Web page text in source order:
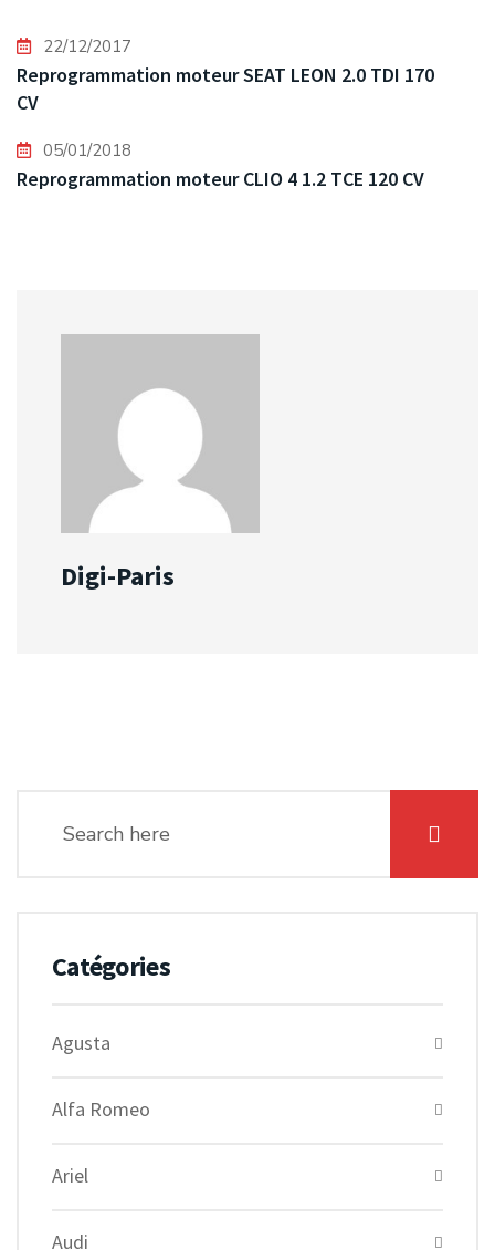
22/12/2017
Reprogrammation moteur SEAT LEON 2.0 TDI 170
CV
05/01/2018
Reprogrammation moteur CLIO 4 1.2 TCE 120 CV
Digi-Paris
Catégories
Agusta
Alfa Romeo
Ariel
Audi